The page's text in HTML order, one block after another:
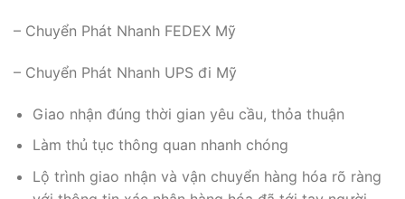
– Chuyển Phát Nhanh FEDEX Mỹ
– Chuyển Phát Nhanh UPS đi Mỹ
Giao nhận đúng thời gian yêu cầu, thỏa thuận
Làm thủ tục thông quan nhanh chóng
Lộ trình giao nhận và vận chuyển hàng hóa rõ ràng